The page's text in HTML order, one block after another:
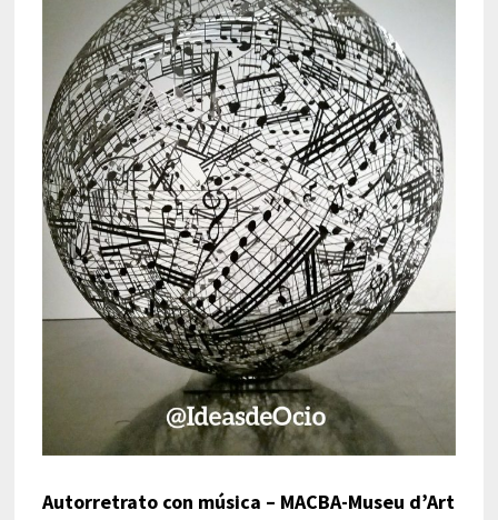
Autorretrato con música – MACBA-Museu d’Art